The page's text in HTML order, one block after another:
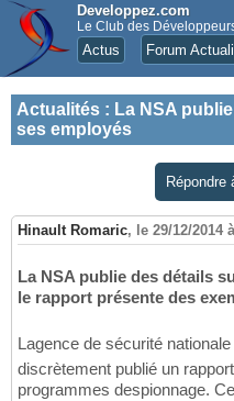
Developpez.com
Le Club des
Actus Forum
Actualités : La NSA
ses employés
Répondre
Hinault Romaric, le 29/12/2014
La NSA publie des détails
le rapport présente des
Lagence de sécurité
discrètement publié un
programmes despionnage.